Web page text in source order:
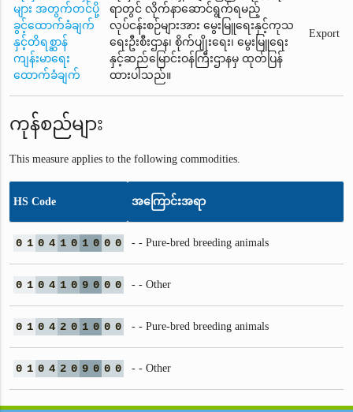
များ အတွက်တင်ပို့
ခွင့်ထောက်ခံချက်
နှင့်တိရစ္ဆာန်
ကျန်းမာရေး
ထောက်ခံချက်
ရာတွင် လိုက်နာ‌ဆောင်ရွက်ရမည့်
လုပ်ငန်းစဉ်များအား မွေးမြူရေးနှင့်ကုသ
ရေးဦးစီးဌာန၊ စိုက်ပျိုးရေး၊ မွေးမြူရေး
နှင့်ဆည်မြောင်းဝန်ကြီးဌာနမှ ထုတ်ပြန်
ထားပါသည်။
Export
ကုန်စည်များ
This measure applies to the following commodities.
HS Code အကြောင်းအရာ
0 1 0 4 1 0 1 0 0 0 - - Pure-bred breeding animals
0 1 0 4 1 0 9 0 0 0 - - Other
0 1 0 4 2 0 1 0 0 0 - - Pure-bred breeding animals
0 1 0 4 2 0 9 0 0 0 - - Other